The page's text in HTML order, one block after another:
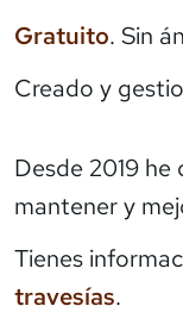
Gratuito. Sin
Creado y
Desde 2019 he
mantener y
Tienes
travesías.